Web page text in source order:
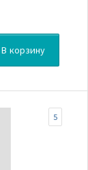
В корзину
5